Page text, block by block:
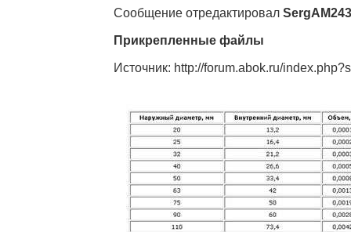
Сообщение отредактировал SergAM243
Прикрепленные файлы
Источник: http://forum.abok.ru/